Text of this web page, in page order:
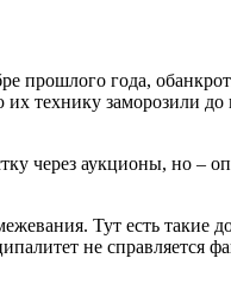
прошлого года,
технику заморозили до
через аукционы, но –
Тут есть такие
не справляется